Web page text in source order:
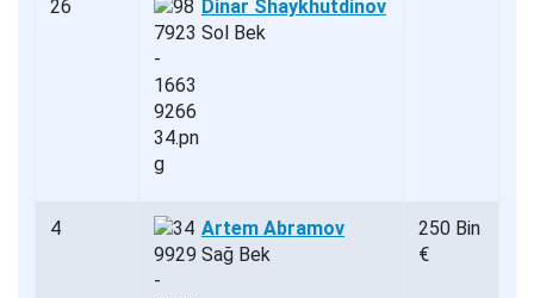
26
Dinar Shaykhutdinov
Sol Bek
4
Artem Abramov
Sağ Bek
250 Bin
€